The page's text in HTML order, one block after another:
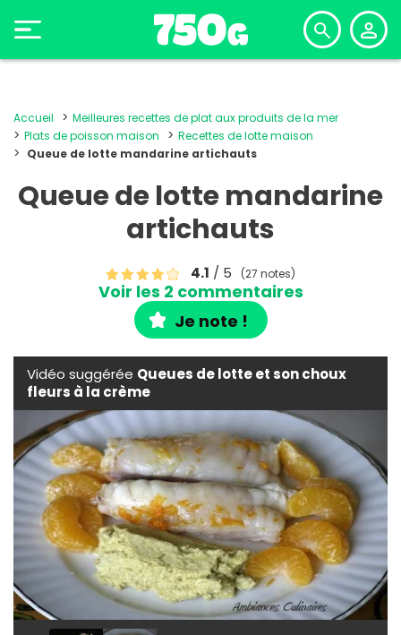
Accueil
Meilleures recettes de plat aux produits de la mer
Plats de poisson maison
Recettes de lotte maison
Queue de lotte mandarine artichauts
Queue de lotte mandarine
artichauts
4.1 / 5 (27 notes)
Voir les 2 commentaires
Je note !
Vidéo suggérée Queues de lotte et son choux
fleurs à la crème